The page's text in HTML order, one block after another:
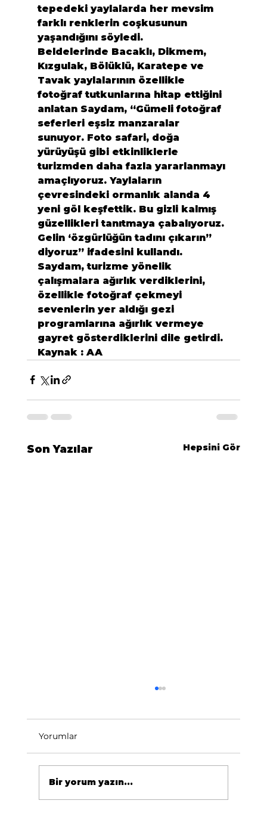
tepedeki yaylalarda her mevsim
farklı renklerin coşkusunun
yaşandığını söyledi.
Beldelerinde Bacaklı, Dikmem,
Kızgulak, Bölüklü, Karatepe ve
Tavak yaylalarının özellikle
fotoğraf tutkunlarına hitap ettiğini
anlatan Saydam, “Gümeli fotoğraf
seferleri eşsiz manzaralar
sunuyor. Foto safari, doğa
yürüyüşü gibi etkinliklerle
turizmden daha fazla yararlanmayı
amaçlıyoruz. Yaylaların
çevresindeki ormanlık alanda 4
yeni göl keşfettik. Bu gizli kalmış
güzellikleri tanıtmaya çabalıyoruz.
Gelin ‘özgürlüğün tadını çıkarın”
diyoruz” ifadesini kullandı.
Saydam, turizme yönelik
çalışmalara ağırlık verdiklerini,
özellikle fotoğraf çekmeyi
sevenlerin yer aldığı gezi
programlarına ağırlık vermeye
gayret gösterdiklerini dile getirdi.
Kaynak : AA
Son Yazılar Hepsini Gör
Yorumlar
Bir yorum yazın...